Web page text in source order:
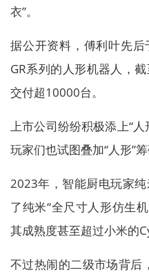
衣”。
据公开资料，傅利叶先
GR系列的人形机器人，
交付超10000台。
上市公司纷纷积极添上“
玩家们也试图叠加“人形”筹
2023年，智能厨电玩家
了纯米“全尺寸人形仿生
其成熟度甚至超过小米的
不过热闹的二级市场背后